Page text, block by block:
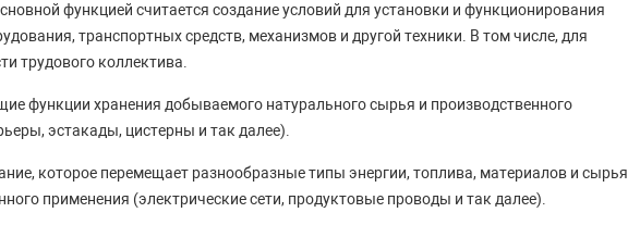
функцией считается создание условий для установки и функционирования
транспортных средств, механизмов и другой техники. В том числе, для
трудового коллектива.
функции хранения добываемого натурального сырья и производственного
эстакады, цистерны и так далее).
которое перемещает разнообразные типы энергии, топлива, материалов и сырья
применения (электрические сети, продуктовые проводы и так далее).